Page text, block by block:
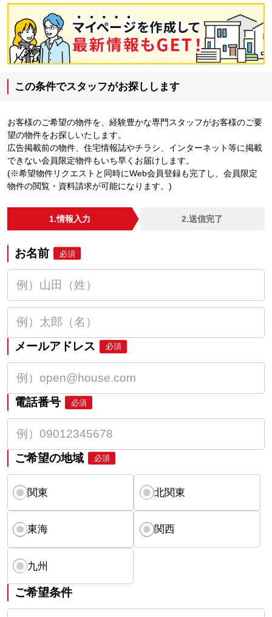
この条件でスタッフがお探しします
お客様のご希望の物件を、経験豊かな専門スタッフがお客様のご要
望の物件をお探しいたします。
広告掲載前の物件、住宅情報誌やチラシ、インターネット等に掲載
できない会員限定物件もいち早くお届けします。
(※希望物件リクエストと同時にWeb会員登録も完了し、会員限定
物件の閲覧・資料請求が可能になります。)
1.情報入力 2.送信完了
お名前 必須
メールアドレス 必須
電話番号 必須
ご希望の地域 必須
関東 北関東
東海 関西
九州
ご希望条件